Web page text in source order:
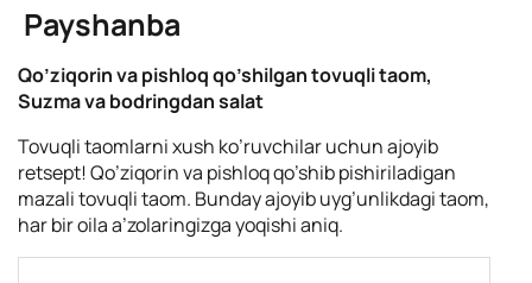
Payshanba
Qo’ziqorin va pishloq qo’shilgan tovuqli taom,
Suzma va bodringdan salat
Tovuqli taomlarni xush ko’ruvchilar uchun ajoyib
retsept! Qo’ziqorin va pishloq qo’shib pishiriladigan
mazali tovuqli taom. Bunday ajoyib uyg’unlikdagi taom,
har bir oila a’zolaringizga yoqishi aniq.